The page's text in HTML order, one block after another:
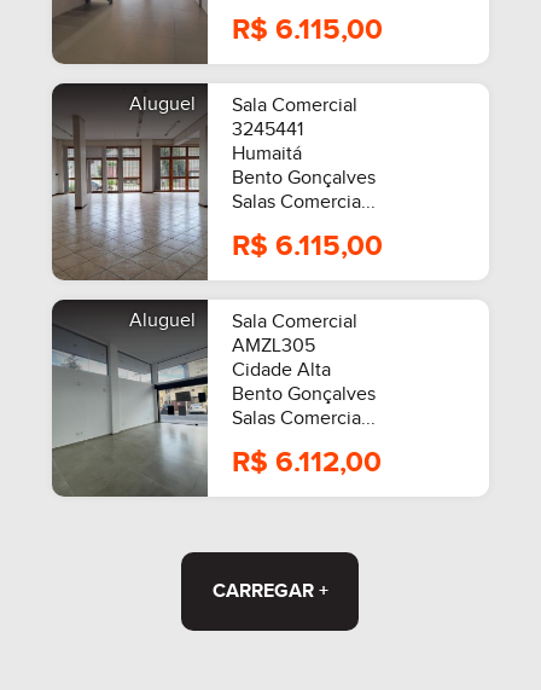
R$ 6.115,00
Aluguel
Sala Comercial
3245441
Humaitá
Bento Gonçalves
Salas Comercia...
R$ 6.115,00
Aluguel
Sala Comercial
AMZL305
Cidade Alta
Bento Gonçalves
Salas Comercia...
R$ 6.112,00
CARREGAR +